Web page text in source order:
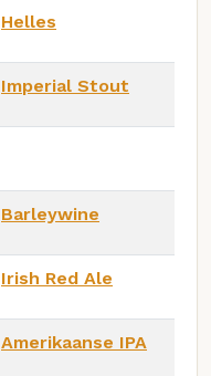
Helles
Imperial Stout
Barleywine
Irish Red Ale
Amerikaanse IPA